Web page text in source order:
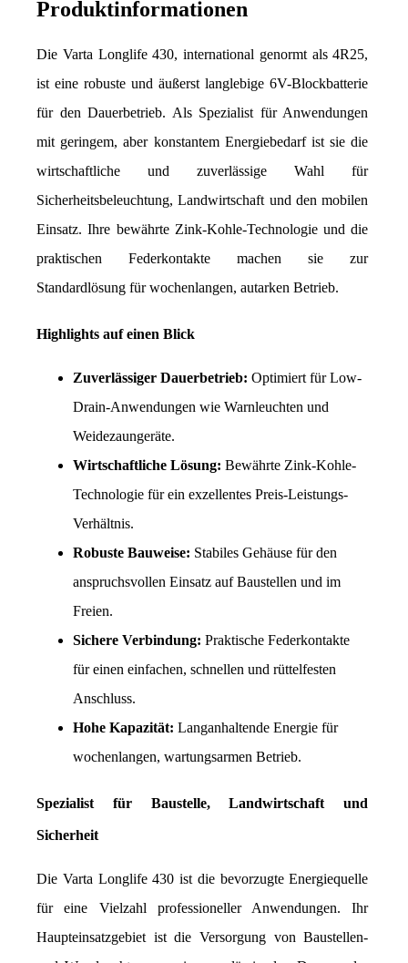
Produktinformationen
Die Varta Longlife 430, international genormt als 4R25,
ist eine robuste und äußerst langlebige 6V-Blockbatterie
für den Dauerbetrieb. Als Spezialist für Anwendungen
mit geringem, aber konstantem Energiebedarf ist sie die
wirtschaftliche und zuverlässige Wahl für
Sicherheitsbeleuchtung, Landwirtschaft und den mobilen
Einsatz. Ihre bewährte Zink-Kohle-Technologie und die
praktischen Federkontakte machen sie zur
Standardlösung für wochenlangen, autarken Betrieb.
Highlights auf einen Blick
Zuverlässiger Dauerbetrieb: Optimiert für Low-
Drain-Anwendungen wie Warnleuchten und
Weidezaungeräte.
Wirtschaftliche Lösung: Bewährte Zink-Kohle-
Technologie für ein exzellentes Preis-Leistungs-
Verhältnis.
Robuste Bauweise: Stabiles Gehäuse für den
anspruchsvollen Einsatz auf Baustellen und im
Freien.
Sichere Verbindung: Praktische Federkontakte
für einen einfachen, schnellen und rüttelfesten
Anschluss.
Hohe Kapazität: Langanhaltende Energie für
wochenlangen, wartungsarmen Betrieb.
Spezialist für Baustelle, Landwirtschaft und
Sicherheit
Die Varta Longlife 430 ist die bevorzugte Energiequelle
für eine Vielzahl professioneller Anwendungen. Ihr
Haupteinsatzgebiet ist die Versorgung von Baustellen-